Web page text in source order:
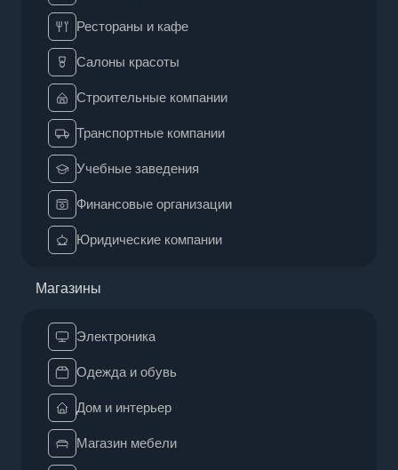
Рестораны и кафе
Салоны красоты
Строительные компании
Транспортные компании
Учебные заведения
Финансовые организации
Юридические компании
Магазины
Электроника
Одежда и обувь
Дом и интерьер
Магазин мебели